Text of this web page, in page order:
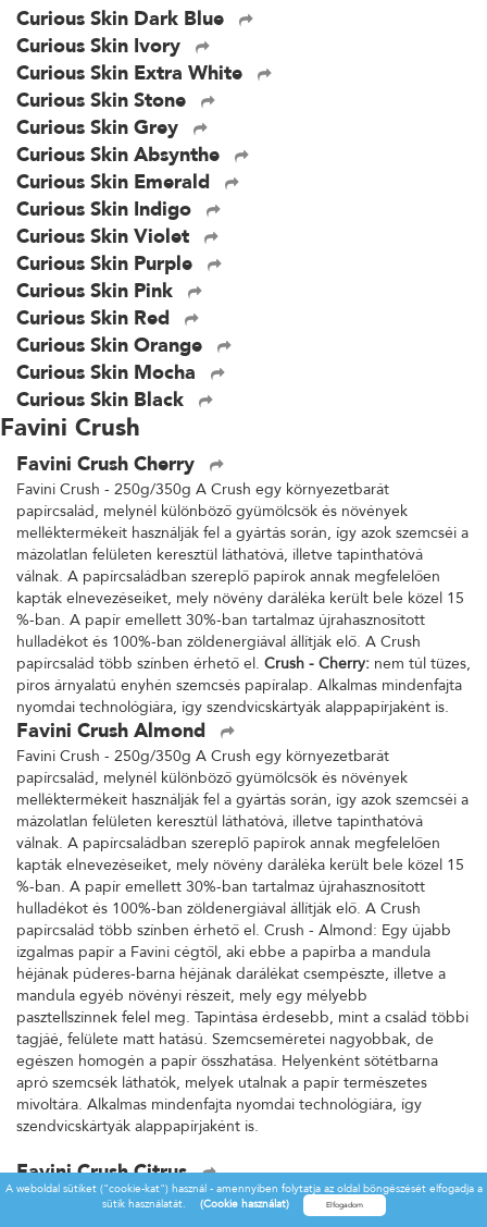
Curious Skin Dark Blue
Curious Skin Ivory
Curious Skin Extra White
Curious Skin Stone
Curious Skin Grey
Curious Skin Absynthe
Curious Skin Emerald
Curious Skin Indigo
Curious Skin Violet
Curious Skin Purple
Curious Skin Pink
Curious Skin Red
Curious Skin Orange
Curious Skin Mocha
Curious Skin Black
Favini Crush
Favini Crush Cherry
Favini Crush - 250g/350g A Crush egy környezetbarát
papírcsalád, melynél különböző gyümölcsök és növények
melléktermékeit használják fel a gyártás során, így azok szemcséi a
mázolatlan felületen keresztül láthatóvá, illetve tapinthatóvá
válnak. A papírcsaládban szereplő papírok annak megfelelően
kapták elnevezéseiket, mely növény daráléka került bele közel 15
%-ban. A papír emellett 30%-ban tartalmaz újrahasznosított
hulladékot és 100%-ban zöldenergiával állítják elő. A Crush
papírcsalád több színben érhető el. Crush - Cherry: nem túl tüzes,
piros árnyalatú enyhén szemcsés papíralap. Alkalmas mindenfajta
nyomdai technológiára, így szendvicskártyák alappapírjaként is.
Favini Crush Almond
Favini Crush - 250g/350g A Crush egy környezetbarát
papírcsalád, melynél különböző gyümölcsök és növények
melléktermékeit használják fel a gyártás során, így azok szemcséi a
mázolatlan felületen keresztül láthatóvá, illetve tapinthatóvá
válnak. A papírcsaládban szereplő papírok annak megfelelően
kapták elnevezéseiket, mely növény daráléka került bele közel 15
%-ban. A papír emellett 30%-ban tartalmaz újrahasznosított
hulladékot és 100%-ban zöldenergiával állítják elő. A Crush
papírcsalád több színben érhető el. Crush - Almond: Egy újabb
izgalmas papír a Favini cégtől, aki ebbe a papírba a mandula
héjának púderes-barna héjának darálékat csempészte, illetve a
mandula egyéb növényi részeit, mely egy mélyebb
pasztellszínnek felel meg. Tapintása érdesebb, mint a család többi
tagjáé, felülete matt hatású. Szemcseméretei nagyobbak, de
egészen homogén a papír összhatása. Helyenként sötétbarna
apró szemcsék láthatók, melyek utalnak a papír természetes
mivoltára. Alkalmas mindenfajta nyomdai technológiára, így
szendvicskártyák alappapírjaként is.
Favini Crush Citrus
Favini Crush - 250g/350g A Crush egy környezetbarát
papírcsalád, melynél különböző gyümölcsök és növények
A weboldal sütiket ("cookie-kat") használ - amennyiben folytatja az oldal böngészését elfogadja a
sütik használatát.
(Cookie használat)